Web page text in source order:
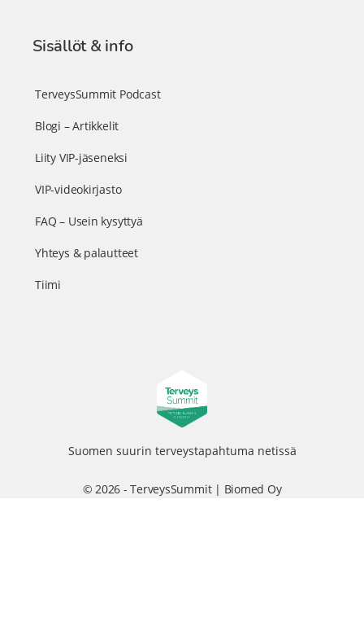
Sisällöt & info
TerveysSummit Podcast
Blogi – Artikkelit
Liity VIP-jäseneksi
VIP-videokirjasto
FAQ – Usein kysyttyä
Yhteys & palautteet
Tiimi
Suomen suurin terveystapahtuma netissä
© 2026 - TerveysSummit | Biomed Oy